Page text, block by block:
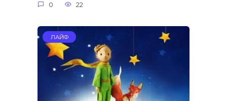
0 22
ЛАЙФ